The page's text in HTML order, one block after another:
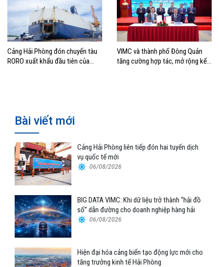
Cảng Hải Phòng đón chuyến tàu
RORO xuất khẩu đầu tiên của
VIMC và thành phố Đông Quản
tăng cường hợp tác, mở rộng kết
Bài viết mới
Cảng Hải Phòng liên tiếp đón hai tuyến dịch
vụ quốc tế mới
06/08/2026
BIG DATA VIMC: Khi dữ liệu trở thành “hải đồ
số” dẫn đường cho doanh nghiệp hàng hải
06/08/2026
Hiện đại hóa cảng biển tạo động lực mới cho
tăng trưởng kinh tế Hải Phòng